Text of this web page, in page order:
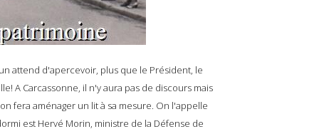
attend d'apercevoir, plus que le Président, le
A Carcassonne, il n'y aura pas de discours mais
fera aménager un lit à sa mesure. On l'appelle
est Hervé Morin, ministre de la Défense de